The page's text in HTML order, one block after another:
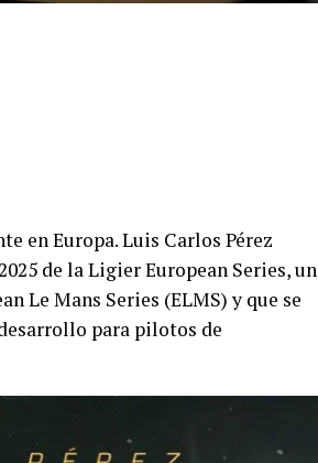
en Europa. Luis Carlos Pérez
de la Ligier European Series, un
Le Mans Series (ELMS) y que se
para pilotos de